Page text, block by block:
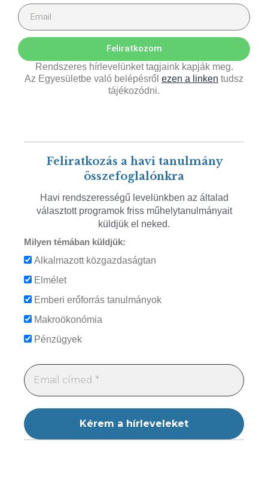
Feliratkozom
Rendszeres hírlevelünket tagjaink kapják meg.
Az Egyesületbe való belépésről ezen a linken tudsz
tájékozódni.
Feliratkozás a havi tanulmány
összefoglalónkra
Havi rendszerességű levelünkben az általad
választott programok friss műhelytanulmányait
küldjük el neked.
Milyen témában küldjük:
Alkalmazott közgazdaságtan
Elmélet
Emberi erőforrás tanulmányok
Makroökonómia
Pénzügyek